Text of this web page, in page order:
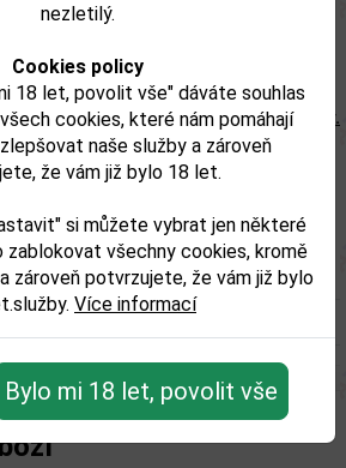
nezletilý.
Cookies policy
18 let, povolit vše" dáváte souhlas
cookies, které nám pomáhají
naše služby a zároveň
že vám již bylo 18 let.
si můžete vybrat jen některé
zablokovat všechny cookies, kromě
zároveň potvrzujete, že vám již bylo
Více informací
Bylo mi 18 let, povolit vše
dodává Stirling Gin jeho aromatický
produkt může obsahovat alergeny.
jsou k dispozici na obalu
před konzumací.
37,5